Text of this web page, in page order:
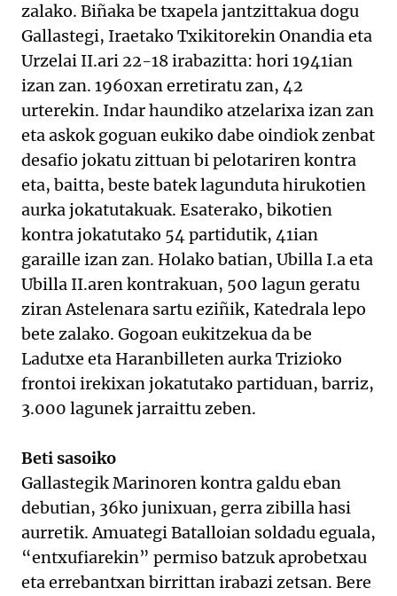
zalako. Biñaka be txapela jantzittakua dogu
Gallastegi, Iraetako Txikitorekin Onandia eta
Urzelai II.ari 22-18 irabazitta: hori 1941ian
izan zan. 1960xan erretiratu zan, 42
urterekin. Indar haundiko atzelarixa izan zan
eta askok goguan eukiko dabe oindiok zenbat
desafio jokatu zittuan bi pelotariren kontra
eta, baitta, beste batek lagunduta hirukotien
aurka jokatutakuak. Esaterako, bikotien
kontra jokatutako 54 partidutik, 41ian
garaille izan zan. Holako batian, Ubilla I.a eta
Ubilla II.aren kontrakuan, 500 lagun geratu
ziran Astelenara sartu eziñik, Katedrala lepo
bete zalako. Gogoan eukitzekua da be
Ladutxe eta Haranbilleten aurka Trizioko
frontoi irekixan jokatutako partiduan, barriz,
3.000 lagunek jarraittu zeben.
Beti sasoiko
Gallastegik Marinoren kontra galdu eban
debutian, 36ko junixuan, gerra zibilla hasi
aurretik. Amuategi Batalloian soldadu eguala,
“entxufiarekin” permiso batzuk aprobetxau
eta errebantxan birrittan irabazi zetsan. Bere